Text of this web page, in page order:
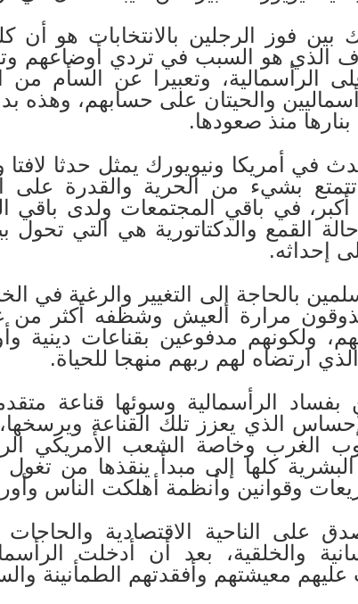
بين فوز الرجلين بالانتخابات هو أن
الذي هو السبب في تردي أوضاعهم
على الرأسمالية، وتعبيرا عن السأم
والحيتان على حسابهم، وهذه
بنارها منذ صعودها.
في أمريكا ونيويورك يمثل حدثا لافتا
تتمتع بشيء من الحرية والقدرة على
في باقي المجتمعات ولدى باقي
حالة القمع والدكتاتورية هي التي
إحداثه.
بالحاجة إلى التغيير والرغبة في
مرارة العيش وشظفه أكثر من
ولكونهم مدفوعين بقناعات دينية
ارتضاه لهم ربهم منهجا للحياة.
بفساد الرأسمالية وسوئها قناعة
الذي يعزز تلك القناعة
الغرب وخاصة الشعب الأمريكي
كلها إلى مبدأ ينقذها من
وقوانين وأنظمة أهلكت الناس
على الناحية الاقتصادية
والخلقية، بعد أن أدخلت
معيشتهم وأفقدتهم الطمأنينة